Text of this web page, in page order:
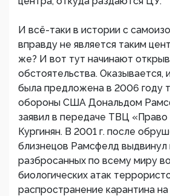
И всё-таки в истории с
вправду не является таким
же? И вот тут начинают
обстоятельства. Оказывается,
была предложена в 2006 году
обороны США Дональдом
заявил в передаче ТВЦ «Право
Кургинян. В 2001 г. после
близнецов Рамсфелд выдвинул
разбросанных по всему миру
биологических атак
распространение карантина